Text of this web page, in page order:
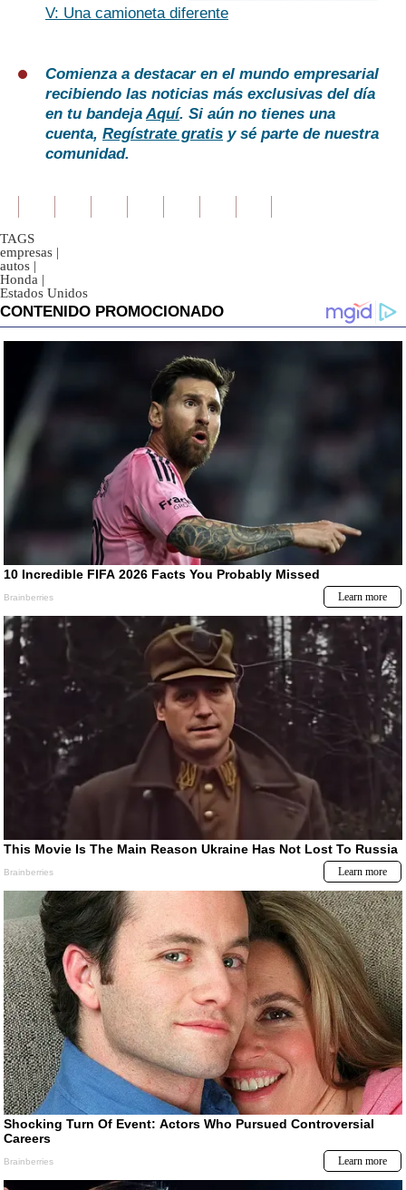
V: Una camioneta diferente
Comienza a destacar en el mundo empresarial
recibiendo las noticias más exclusivas del día
en tu bandejaAquí. Si aún no tienes una
cuenta, Regístrate gratis y sé parte de nuestra
comunidad.
TAGS
empresas |
autos |
Honda |
Estados Unidos